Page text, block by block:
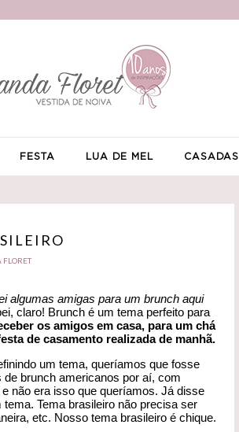
FESTA LUA DE MEL CASADAS
FLORET
algumas amigas para um brunch aqui
claro! Brunch é um tema perfeito para
os amigos em casa, para um chá
de casamento realizada de manhã.
um tema, queríamos que fosse
brunch americanos por aí, com
não era isso que queríamos. Já disse
Tema brasileiro não precisa ser
etc. Nosso tema brasileiro é chique.